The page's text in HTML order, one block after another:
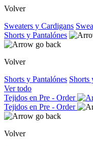
Volver
Sweaters y Cardigans
Shorts y Pantalónes
Volver
Shorts y Pantalónes Shorts
Ver todo
Tejidos en Pre - Order
Tejidos en Pre - Order
Volver